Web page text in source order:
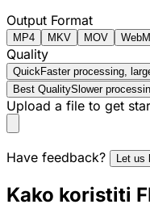
Output Format
MP4 MKV MOV WebM
Quality
Quick Faster processing,
Best QualitySlower
Upload a file to get
Have feedback? Let us
Kako koristiti